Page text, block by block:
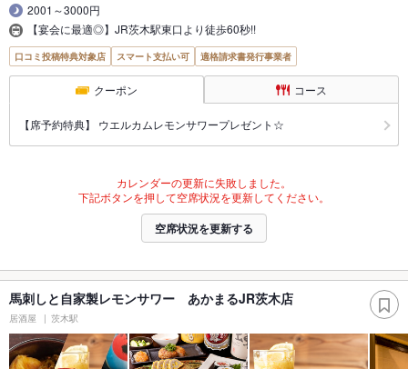
2001～3000円
【宴会に最適◎】JR茨木駅東口より徒歩60秒!!
口コミ投稿特典対象店 スマート支払い可 適格請求書発行事業者
クーポン コース
【席予約特典】 ウエルカムレモンサワープレゼント☆
カレンダーの更新に失敗しました。
下記ボタンを押して空席状況を更新してください。
空席状況を更新する
馬刺しと自家製レモンサワー あかまるJR茨木店
居酒屋 茨木駅